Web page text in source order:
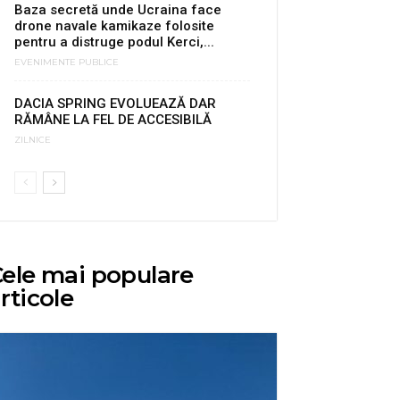
Baza secretă unde Ucraina face
drone navale kamikaze folosite
pentru a distruge podul Kerci,...
EVENIMENTE PUBLICE
DACIA SPRING EVOLUEAZĂ DAR
RĂMÂNE LA FEL DE ACCESIBILĂ
ZILNICE
mai populare